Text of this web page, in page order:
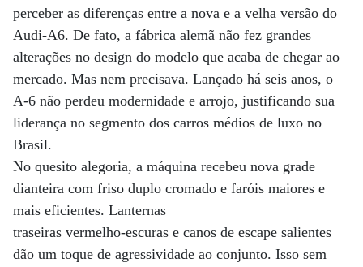
perceber as diferenças entre a nova e a velha versão do
Audi-A6. De fato, a fábrica alemã não fez grandes
alterações no design do modelo que acaba de chegar ao
mercado. Mas nem precisava. Lançado há seis anos, o
A-6 não perdeu modernidade e arrojo, justificando sua
liderança no segmento dos carros médios de luxo no
Brasil.
No quesito alegoria, a máquina recebeu nova grade
dianteira com friso duplo cromado e faróis maiores e
mais eficientes. Lanternas
traseiras vermelho-escuras e canos de escape salientes
dão um toque de agressividade ao conjunto. Isso sem